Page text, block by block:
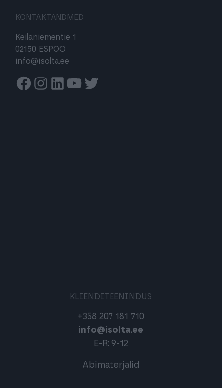
KONTAKTANDMED
Keilaniementie 1
02150 ESPOO
info@isolta.ee
Facebook
Instagram
Linkedin
Youtube
Twitter
KLIENDITEENINDUS
+358 207 181 710
info@isolta.ee
E-R: 9-12
Abimaterjalid